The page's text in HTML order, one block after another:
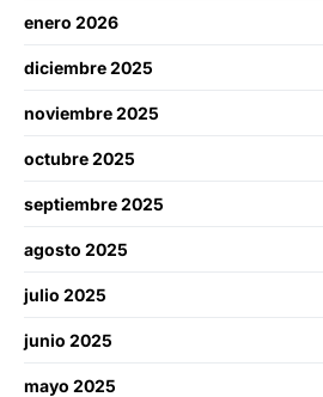
enero 2026
diciembre 2025
noviembre 2025
octubre 2025
septiembre 2025
agosto 2025
julio 2025
junio 2025
mayo 2025